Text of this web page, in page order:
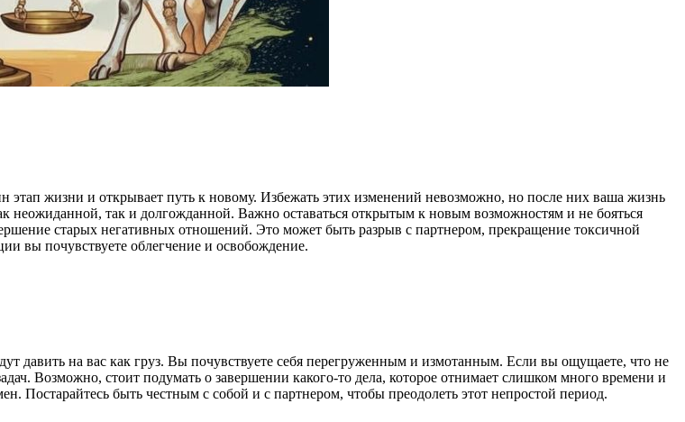
этап жизни и открывает путь к новому. Избежать этих изменений невозможно, но после них ваша жизнь
неожиданной, так и долгожданной. Важно оставаться открытым к новым возможностям и не бояться
старых негативных отношений. Это может быть разрыв с партнером, прекращение токсичной
вы почувствуете облегчение и освобождение.
давить на вас как груз. Вы почувствуете себя перегруженным и измотанным. Если вы ощущаете, что не
Возможно, стоит подумать о завершении какого-то дела, которое отнимает слишком много времени и
Постарайтесь быть честным с собой и с партнером, чтобы преодолеть этот непростой период.